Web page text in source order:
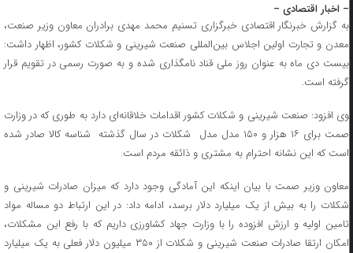
– اخبار اقتصادی –
به گزارش خبرنگار اقتصادی خبرگزاری تسنیم محمد مهدی برادران معاون وزیر صنعت،
معدن و تجارت اولین اجلاس بین‌المللی صنعت شیرینی و شکلات کشور، اظهار داشت:
بیست دی ماه به عنوان روز ملی قناد نامگذاری شده و به صورت رسمی در تقویم قرار
گرفته است.
وی افزود: صنعت شیرینی و شکلات کشور اقدامات خلاقانه‌ای دارد به طوری که در وزارت
صمت برای ۱۶ هزار و ۱۵۰ مدل مدل شکلات در سال گذشته شناسه کالا صادر شده
است که این نشانه احترام به مشتری و ذائقه مردم است.
معاون وزیر صمت با بیان اینکه این آمادگی وجود دارد که میزان صادرات شیرینی و
شکلات را به بیش از یک میلیارد دلار برسد، ادامه داد: در این ارتباط دو مساله مواد
تامین اولیه و ارزش افزوده را با وزارت جهاد کشاورزی داریم که با رفع این مشکلات،
امکان ارتقا صادرات صنعت شیرینی و شکلات از ۳۵۰ میلیون دلار فعلی به یک میلیارد